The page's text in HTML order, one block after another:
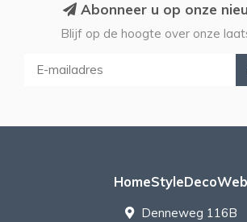
Abonneer u op onze
Blijf op de hoogte over onze
HomeStyleDecoWeb
Denneweg 116B